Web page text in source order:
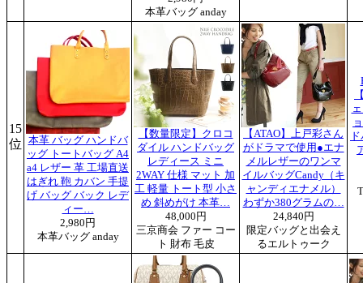
本革バッグ anday
15
位
本革 バッグ ハンドバ
ッグ トートバッグ A4
a4 レザー 革 工場直送
はぎれ 鞄 カバン 手提
げ バッグ バック レデ
ィー…
2,980円
本革バッグ anday
【数量限定】クロコ
ダイル ハンドバッグ
レディース ミニ
2WAY 仕様 マット 加
工 軽量 トート型 小さ
め 斜めがけ 本革…
48,000円
三京商会 ファー コー
ト 財布 毛皮
【ATAO】上戸彩さん
がドラマで使用●エナ
メルレザーのワンマ
イルバッグCandy（キ
ャンディエナメル）
わずか380グラムの…
24,840円
限定バッグと出会え
るエルトゥーク